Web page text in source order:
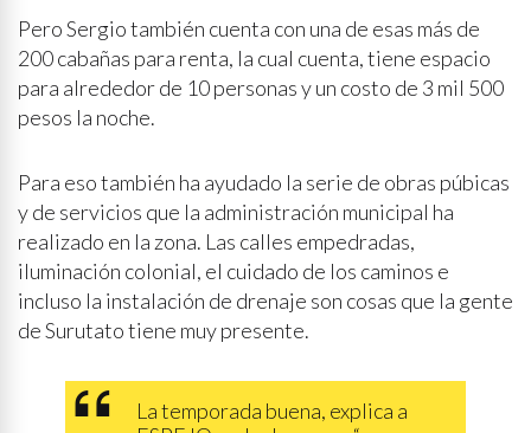
Pero Sergio también cuenta con una de esas más de
200 cabañas para renta, la cual cuenta, tiene espacio
para alrededor de 10 personas y un costo de 3 mil 500
pesos la noche.
Para eso también ha ayudado la serie de obras púbicas
y de servicios que la administración municipal ha
realizado en la zona. Las calles empedradas,
iluminación colonial, el cuidado de los caminos e
incluso la instalación de drenaje son cosas que la gente
de Surutato tiene muy presente.
La temporada buena, explica a